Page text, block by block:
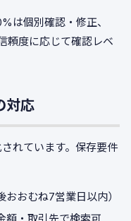
は個別確認・修正、
頼度に応じて確認レベ
対応
れています。保存要件
おおむね7営業日以内）